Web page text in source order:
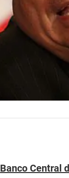
Banco Central